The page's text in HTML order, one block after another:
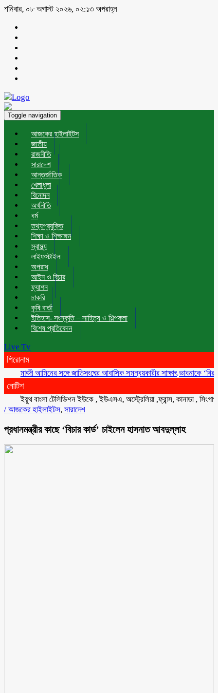
শনিবার, ০৮ অগাস্ট ২০২৬, ০২:১৩ অপরাহ্ন
Toggle navigation
আজকের হাইলাইটস
জাতীয়
রাজনীতি
সারাদেশ
আন্তর্জাতিক
খেলাধুলা
বিনোদন
অর্থনীতি
ধর্ম
তথ্যপ্রযুক্তি
শিক্ষা ও শিক্ষাঙ্গন
স্বাস্থ্য
লাইফস্টাইল
অপরাধ
আইন ও বিচার
ফ্যাশন
চাকরি
কৃষি বার্তা
ইতিহাস- সংস্কৃতি – সাহিত্য ও শিল্পকলা
বিশেষ প্রতিবেদন
Live Tv
শিরোনাম
মাহ্দী আমিনের সঙ্গে জাতিসংঘের আবাসিক সমন্বয়কারীর সাক্ষাৎ ভাবনাকে ‘বিরল
নোটিশ
ইয়ুথ বাংলা টেলিভিশন ইউকে , ইউএসএ, অস্ট্রেলিয়া ,ফ্রান্স, কানাডা , সিংগাপুর ,
/ আজকের হাইলাইটস, সারাদেশ
প্রধানমন্ত্রীর কাছে ‘বিচার কার্ড’ চাইলেন হাসনাত আবদুল্লাহ